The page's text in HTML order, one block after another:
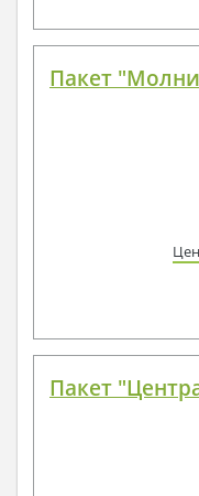
Пакет
Пакет